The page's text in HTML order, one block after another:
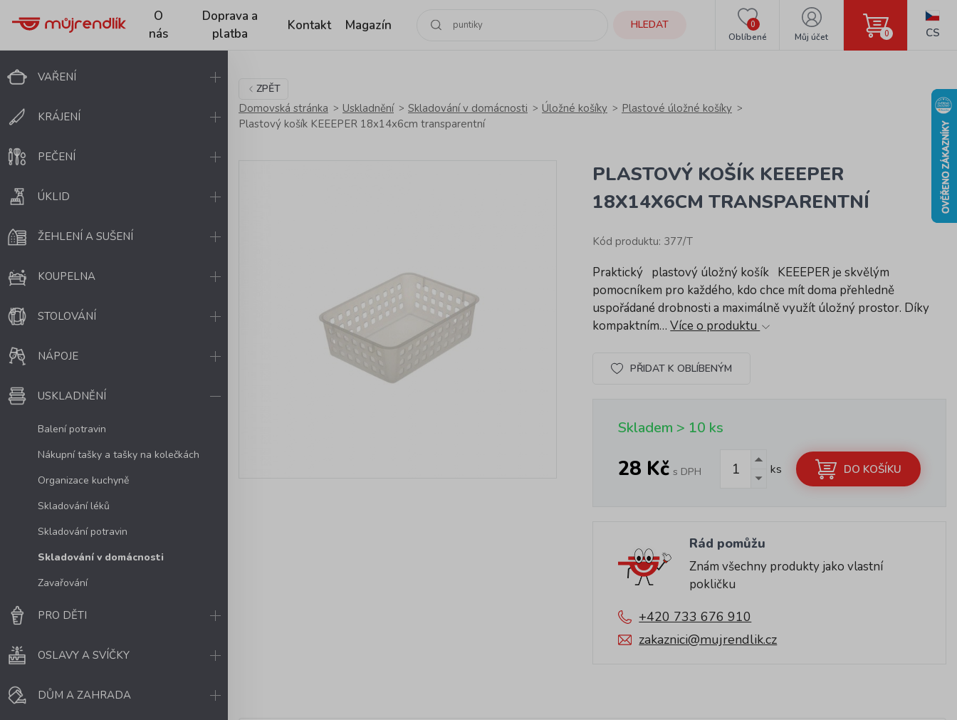
O
nás
Doprava a
platba
Kontakt Magazín HLEDAT
Oblíbené
0
Můj účet 0 CS
VAŘENÍ
KRÁJENÍ
PEČENÍ
ÚKLID
ŽEHLENÍ A SUŠENÍ
KOUPELNA
STOLOVÁNÍ
NÁPOJE
USKLADNĚNÍ
Balení potravin
Nákupní tašky a tašky na kolečkách
Organizace kuchyně
Skladování léků
Skladování potravin
Skladování v domácnosti
Zavařování
PRO DĚTI
OSLAVY A SVÍČKY
DŮM A ZAHRADA
ZPĚT
Domovská stránka Uskladnění Skladování v domácnosti Úložné košíky
Plastové úložné košíky
Plastový košík KEEEPER 18x14x6cm transparentní
PLASTOVÝ KOŠÍK KEEEPER
18X14X6CM TRANSPARENTNÍ
Kód produktu: 377/T
Praktický plastový úložný košík KEEEPER je skvělým
pomocníkem pro každého, kdo chce mít doma přehledně
uspořádané drobnosti a maximálně využít úložný prostor. Díky
kompaktním…Více o produktu
PŘIDAT K OBLÍBENÝM
Skladem > 10 ks
28 Kč s DPH ks DO KOŠÍKU
Rád pomůžu
Znám všechny produkty jako vlastní
pokličku
+420 733 676 910
zakaznici@mujrendlik.cz